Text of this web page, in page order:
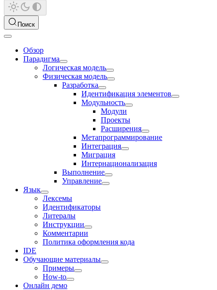
Поиск
Обзор
Парадигма
Логическая модель
Физическая модель
Разработка
Идентификация элементов
Модульность
Модули
Проекты
Расширения
Метапрограммирование
Интеграция
Миграция
Интернационализация
Выполнение
Управление
Язык
Лексемы
Идентификаторы
Литералы
Инструкции
Комментарии
Политика оформления кода
IDE
Обучающие материалы
Примеры
How-to
Онлайн демо